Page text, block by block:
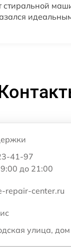
стиральной
41-97
до 21:00
repair-center.ru
улица,